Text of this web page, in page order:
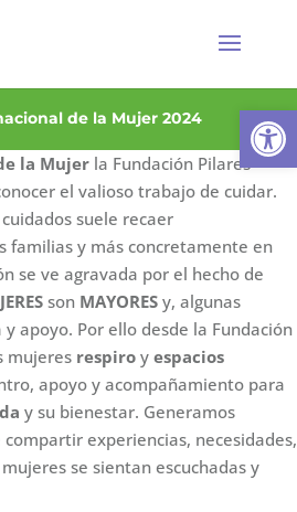
de la Mujer 2024
la Mujer la Fundación Pilares
el valioso trabajo de cuidar.
suele recaer
familias y más concretamente en
se ve agravada por el hecho de
son MAYORES y, algunas
y apoyo. Por ello desde la Fundación
mujeres respiro y espacios
apoyo y acompañamiento para
y su bienestar. Generamos
experiencias, necesidades,
se sientan escuchadas y